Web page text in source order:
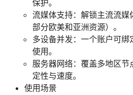
保护。
流媒体支持：解锁主流流媒
部分欧美和亚洲资源）。
多设备并发：一个账户可
使用。
服务器网络：覆盖多地区节
定性与速度。
使用场景